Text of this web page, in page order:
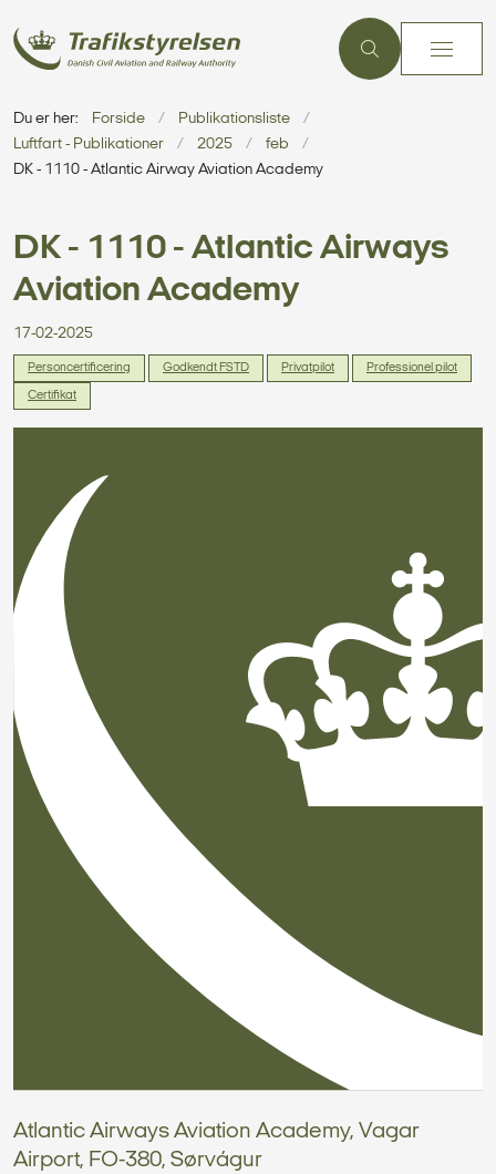
Du er her: Forside
Publikationsliste
Luftfart - Publikationer
2025
feb
DK - 1110 - Atlantic Airway Aviation Academy
DK - 1110 - Atlantic Airways
Aviation Academy
17-02-2025
Personcertificering Godkendt FSTD Privatpilot Professionel pilot
Certifikat
Atlantic Airways Aviation Academy, Vagar
Airport, FO-380, Sørvágur